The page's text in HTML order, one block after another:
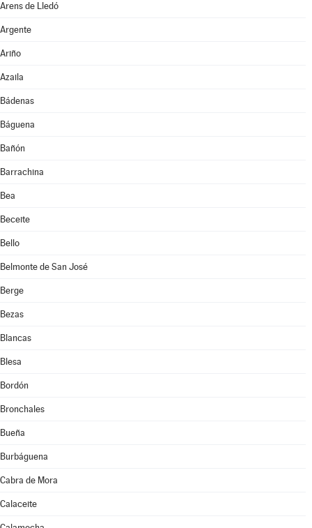
Arens de Lledó
Argente
Ariño
Azaila
Bádenas
Báguena
Bañón
Barrachina
Bea
Beceite
Bello
Belmonte de San José
Berge
Bezas
Blancas
Blesa
Bordón
Bronchales
Bueña
Burbáguena
Cabra de Mora
Calaceite